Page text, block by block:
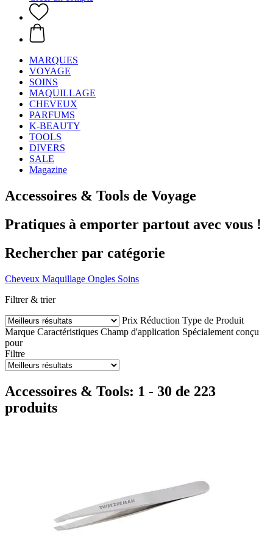
MARQUES
VOYAGE
SOINS
MAQUILLAGE
CHEVEUX
PARFUMS
K-BEAUTY
TOOLS
DIVERS
SALE
Magazine
Accessoires & Tools de Voyage
Pratiques à emporter partout avec vous !
Rechercher par catégorie
Cheveux Maquillage Ongles Soins
Filtrer & trier
Prix Réduction Type de Produit
Marque Caractéristiques Champ d'application Spécialement conçu
pour
Filtre
Accessoires & Tools: 1 - 30 de 223
produits